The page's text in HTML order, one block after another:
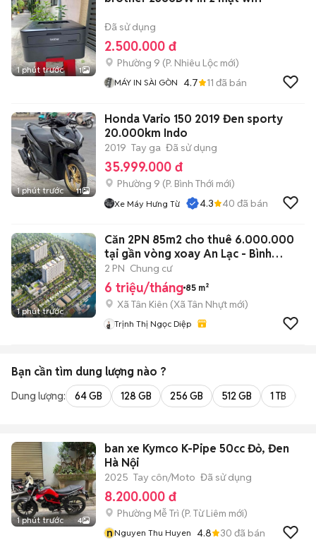
1 phút trước 1
Đã sử dụng
2.500.000 đ
Phường 9 (P. Nhiêu Lộc mới)
MÁY IN SÀI GÒN 4.7 11 đã bán
1 phút trước 11
Honda Vario 150 2019 Đen sporty
20.000km Indo
2019 Tay ga Đã sử dụng
35.999.000 đ
Phường 9 (P. Bình Thới mới)
Xe Máy Hưng Từ 4.3 40 đã bán
1 phút trước
Căn 2PN 85m2 cho thuê 6.000.000
tại gần vòng xoay An Lạc - Bình
Chánh
2 PN Chung cư
6 triệu/tháng 85 m²
Xã Tân Kiên (Xã Tân Nhựt mới)
Trịnh Thị Ngọc Diệp
Bạn cần tìm dung lượng nào ?
Dung lượng: 64 GB 128 GB 256 GB 512 GB 1 TB
1 phút trước 4
ban xe Kymco K-Pipe 50cc Đỏ, Đen
Hà Nội
2025 Tay côn/Moto Đã sử dụng
8.200.000 đ
Phường Mễ Trì (P. Từ Liêm mới)
nNguyen Thu Huyen 4.8 30 đã bán